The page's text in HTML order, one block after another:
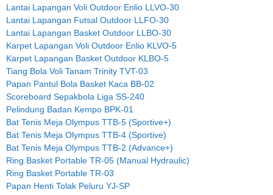
Lantai Lapangan Voli Outdoor Enlio LLVO-30
Lantai Lapangan Futsal Outdoor LLFO-30
Lantai Lapangan Basket Outdoor LLBO-30
Karpet Lapangan Voli Outdoor Enlio KLVO-5
Karpet Lapangan Basket Outdoor KLBO-5
Tiang Bola Voli Tanam Trinity TVT-03
Papan Pantul Bola Basket Kaca BB-02
Scoreboard Sepakbola Liga SS-240
Pelindung Badan Kempo BPK-01
Bat Tenis Meja Olympus TTB-5 (Sportive+)
Bat Tenis Meja Olympus TTB-4 (Sportive)
Bat Tenis Meja Olympus TTB-2 (Advance+)
Ring Basket Portable TR-05 (Manual Hydraulic)
Ring Basket Portable TR-03
Papan Henti Tolak Peluru YJ-SP